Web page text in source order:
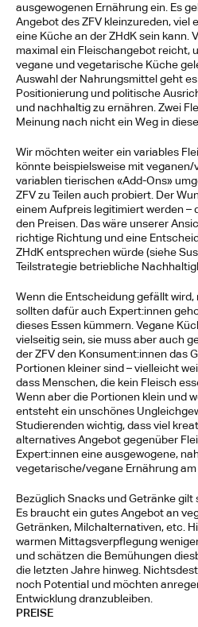
ausgewogenen Ernährung ein. Es
Angebot des ZFV kleinzureden, viel
eine Küche an der ZHdK sein kann.
maximal ein Fleischangebot reicht,
vegane und vegetarische Küche
Auswahl der Nahrungsmittel geht
Positionierung und politische
und nachhaltig zu ernähren. Zwei
Meinung nach nicht ein Weg in
Wir möchten weiter ein variables
könnte beispielsweise mit
variablen tierischen «Add-Ons»
ZFV zu Teilen auch probiert. Der
einem Aufpreis legitimiert werden –
den Preisen. Das wäre unserer
richtige Richtung und eine
ZHdK entsprechen würde (siehe
Teilstrategie betriebliche
Wenn die Entscheidung gefällt
sollten dafür auch Expert:innen
dieses Essen kümmern. Vegane
vielseitig sein, sie muss aber auch
der ZFV den Konsument:innen das
Portionen kleiner sind – vielleicht
dass Menschen, die kein Fleisch
Wenn aber die Portionen klein und
entsteht ein unschönes
Studierenden wichtig, dass viel
alternatives Angebot gegenüber
Expert:innen eine ausgewogene,
vegetarische/vegane Ernährung am
Bezüglich Snacks und Getränke
Es braucht ein gutes Angebot an
Getränken, Milchalternativen, etc.
warmen Mittagsverpflegung
und schätzen die Bemühungen
die letzten Jahre hinweg.
noch Potential und möchten
Entwicklung dranzubleiben.
PREISE